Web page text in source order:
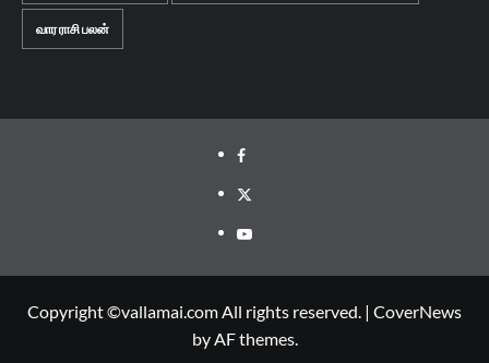
வார ராசி பலன்
Facebook
Twitter
Youtube
Copyright ©vallamai.com All rights reserved. | CoverNews
by AF themes.